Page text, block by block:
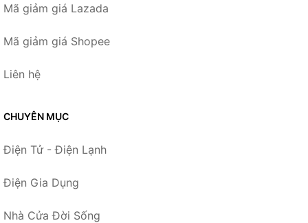
Mã giảm giá Lazada
Mã giảm giá Shopee
Liên hệ
CHUYÊN MỤC
Điện Tử - Điện Lạnh
Điện Gia Dụng
Nhà Cửa Đời Sống